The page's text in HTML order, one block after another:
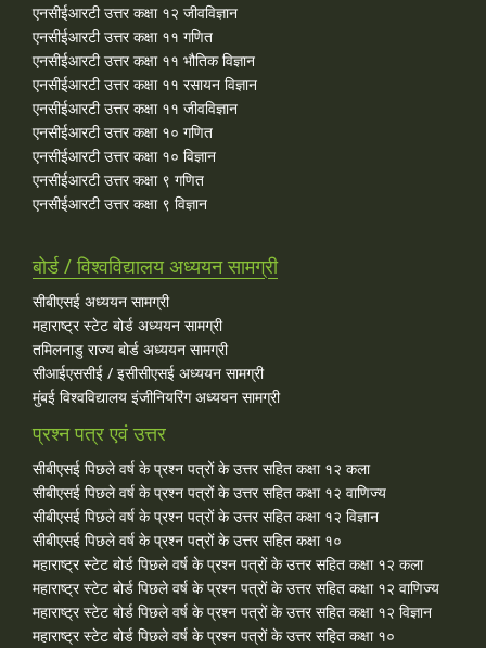
एनसीईआरटी उत्तर कक्षा १२ जीवविज्ञान
एनसीईआरटी उत्तर कक्षा ११ गणित
एनसीईआरटी उत्तर कक्षा ११ भौतिक विज्ञान
एनसीईआरटी उत्तर कक्षा ११ रसायन विज्ञान
एनसीईआरटी उत्तर कक्षा ११ जीवविज्ञान
एनसीईआरटी उत्तर कक्षा १० गणित
एनसीईआरटी उत्तर कक्षा १० विज्ञान
एनसीईआरटी उत्तर कक्षा ९ गणित
एनसीईआरटी उत्तर कक्षा ९ विज्ञान
बोर्ड / विश्वविद्यालय अध्ययन सामग्री
सीबीएसई अध्ययन सामग्री
महाराष्ट्र स्टेट बोर्ड अध्ययन सामग्री
तमिलनाडु राज्य बोर्ड अध्ययन सामग्री
सीआईएससीई / इसीसीएसई अध्ययन सामग्री
मुंबई विश्वविद्यालय इंजीनियरिंग अध्ययन सामग्री
प्रश्न पत्र एवं उत्तर
सीबीएसई पिछले वर्ष के प्रश्न पत्रों के उत्तर सहित कक्षा १२ कला
सीबीएसई पिछले वर्ष के प्रश्न पत्रों के उत्तर सहित कक्षा १२ वाणिज्य
सीबीएसई पिछले वर्ष के प्रश्न पत्रों के उत्तर सहित कक्षा १२ विज्ञान
सीबीएसई पिछले वर्ष के प्रश्न पत्रों के उत्तर सहित कक्षा १०
महाराष्ट्र स्टेट बोर्ड पिछले वर्ष के प्रश्न पत्रों के उत्तर सहित कक्षा १२ कला
महाराष्ट्र स्टेट बोर्ड पिछले वर्ष के प्रश्न पत्रों के उत्तर सहित कक्षा १२ वाणिज्य
महाराष्ट्र स्टेट बोर्ड पिछले वर्ष के प्रश्न पत्रों के उत्तर सहित कक्षा १२ विज्ञान
महाराष्ट्र स्टेट बोर्ड पिछले वर्ष के प्रश्न पत्रों के उत्तर सहित कक्षा १०